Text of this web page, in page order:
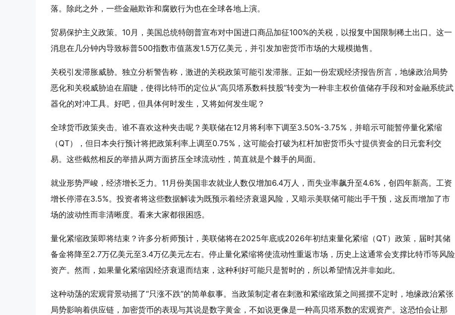
落。除此之外，一些金融欺诈和腐败行为也在全球各地上演。
贸易保护主义政策。10月，美国总统特朗普宣布对中国进口商品加征100%的关税，以报复中国限制稀土出口。这一
消息在几分钟内导致标普500指数市值蒸发1.5万亿美元，并引发加密货币市场的大规模抛售。
关税引发滞胀威胁。独立分析警告称，激进的关税政策可能引发滞胀。正如一份宏观经济报告所言，地缘政治局势
恶化和关税威胁迫在眉睫，使得比特币的定位从“高贝塔系数科技股”转变为一种非主权价值储存手段和对金融系统武
器化的对冲工具。好吧，但具体何时发生，又将如何发生呢？
全球货币政策夹击。谁不喜欢这种夹击呢？美联储在12月将利率下调至3.50%-3.75%，并暗示可能暂停量化紧缩
（QT），但日本央行预计将把政策利率上调至0.75%，这可能会打破为杠杆加密货币头寸提供资金的日元套利交
易。这些截然相反的举措从两方面挤压全球流动性，简直就是个棘手的局面。
就业形势严峻，经济增长乏力。11月份美国非农就业人数仅增加6.4万人，而失业率飙升至4.6%，创四年新高。工资
增长停滞在3.5%。投资者将这些数据解读为既预示着经济衰退风险，又暗示美联储可能出手干预，这反而增加了市
场的波动性而非清晰度。看来大家都很困惑。
量化紧缩政策即将结束？许多分析师预计，美联储将在2025年底或2026年初结束量化紧缩（QT）政策，届时其储
备金将降至2.7万亿美元至3.4万亿美元左右。停止量化紧缩将使流动性重返市场，历史上这通常会支撑比特币等风险
资产。然而，如果量化紧缩因经济衰退而结束，这种利好可能只是暂时的，所以希望情况并非如此。
这种动荡的宏观背景动摇了“只涨不跌”的简单叙事。当政策制定者在刺激和紧缩政策之间摇摆不定时，地缘政治紧张
局势影响着供应链，加密货币的表现与其说是数字黄金，不如说更像是一种高贝塔系数的宏观资产。这恐怕会让那